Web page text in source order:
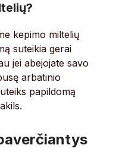
kepimo miltelių
suteikia gerai
jei abejojate savo
arbatinio
papildomą